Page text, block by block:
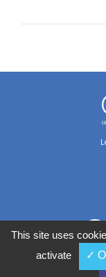
This site uses
activate
✓